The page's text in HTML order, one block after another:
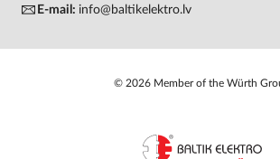
E-mail: info@baltikelektro.lv
© 2026 Member of the Würth